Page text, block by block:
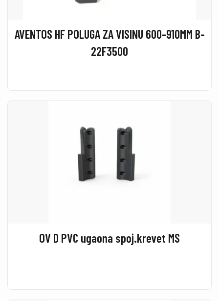
AVENTOS HF POLUGA ZA VISINU 600-910MM B-
22F3500
OV D PVC ugaona spoj.krevet MS